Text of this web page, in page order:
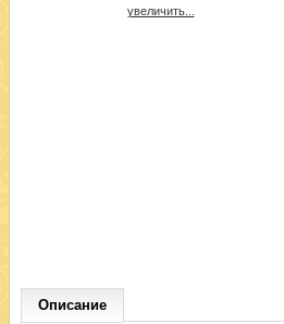
увеличить...
Описание